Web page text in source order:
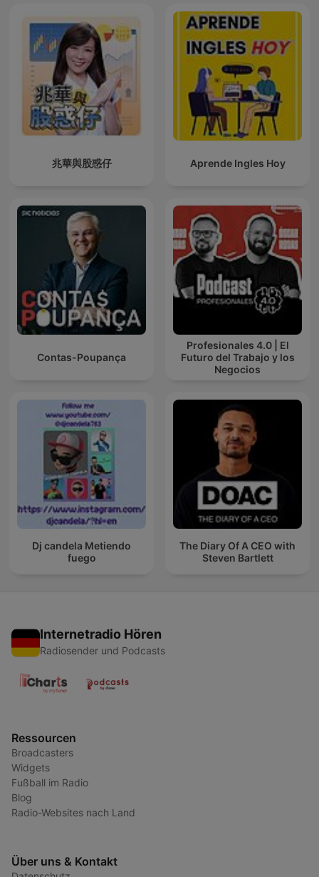
兆華與股惑仔 Aprende Ingles Hoy
Contas-Poupança
Profesionales 4.0 | El
Futuro del Trabajo y los
Negocios
Dj candela Metiendo
fuego
The Diary Of A CEO with
Steven Bartlett
Internetradio Hören
Radiosender und Podcasts
Ressourcen
Broadcasters
Widgets
Fußball im Radio
Blog
Radio-Websites nach Land
Über uns & Kontakt